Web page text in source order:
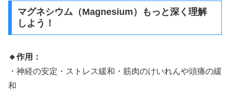
マグネシウム（Magnesium）もっと深く理解
しよう！
🔸作用：
・神経の安定・ストレス緩和・筋肉のけいれんや頭痛の緩
和